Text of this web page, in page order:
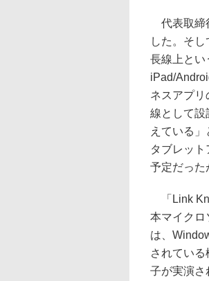
代表取締
した。そ
長線上とい
iPad/
ネスアプ
線として設
えている
タブレッ
予定だった
「Link
本マイクロ
は、
されてい
子が実演さ